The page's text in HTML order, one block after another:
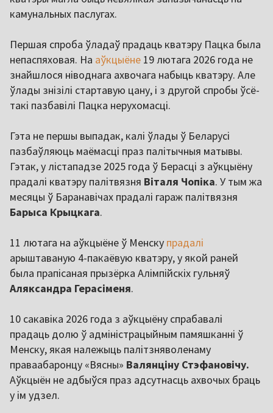
камунальных паслугах.
Першая спроба ўладаў прадаць кватэру Пацка была
непаспяховая. На аўкцыёне 19 лютага 2026 года не
знайшлося ніводнага ахвочага набыць кватэру. Але
ўлады знізілі стартавую цану, і з другой спробы ўсё-
такі пазбавілі Пацка нерухомасці.
Гэта не першы выпадак, калі ўлады ў Беларусі
пазбаўляюць маёмасці праз палітычныя матывы.
Гэтак, у лістападзе 2025 года ў Берасці з аўкцыёну
прадалі кватэру палітвязня Віталя Чопіка. У тым жа
месяцы ў Баранавічах прадалі гараж палітвязня
Барыса Крыцкага.
11 лютага на аўкцыёне ў Менску прадалі
арыштаваную 4-пакаёвую кватэру, у якой раней
была прапісаная прызёрка Алімпійскіх гульняў
Аляксандра Герасіменя.
10 сакавіка 2026 года з аўкцыёну спрабавалі
прадаць долю ў адміністрацыйным памяшканні ў
Менску, якая належыць палітзняволенаму
праваабаронцу «Вясны» Валянціну Стэфановічу.
Аўкцыён не адбыўся праз адсутнасць ахвочых браць
у ім удзел.